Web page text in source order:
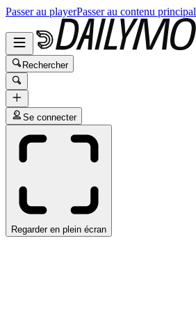
Passer au playerPasser au contenu principal
Rechercher
Se connecter
Regarder en plein écran